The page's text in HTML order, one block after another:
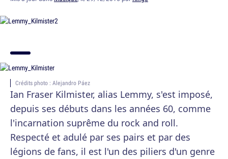
Crédits photo : Alejandro Páez
Ian Fraser Kilmister, alias Lemmy, s'est imposé,
depuis ses débuts dans les années 60, comme
l'incarnation suprême du rock and roll.
Respecté et adulé par ses pairs et par des
légions de fans, il est l'un des piliers d'un genre